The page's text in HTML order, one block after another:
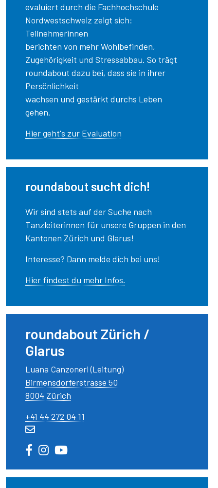
evaluiert durch die Fachhochschule
Nordwestschweiz zeigt sich:
Teilnehmerinnen
berichten von mehr Wohlbefinden,
Zugehörigkeit und Stressabbau. So trägt
roundabout dazu bei, dass sie in ihrer
Persönlichkeit
wachsen und gestärkt durchs Leben
gehen.
Hier geht's zur Evaluation
roundabout sucht dich!
Wir sind stets auf der Suche nach
Tanzleiterinnen für unsere Gruppen in den
Kantonen Zürich und Glarus!
Interesse? Dann melde dich bei uns!
Hier findest du mehr Infos.
roundabout Zürich /
Glarus
Luana Canzoneri (Leitung)
Birmensdorferstrasse 50
8004 Zürich
+41 44 272 04 11